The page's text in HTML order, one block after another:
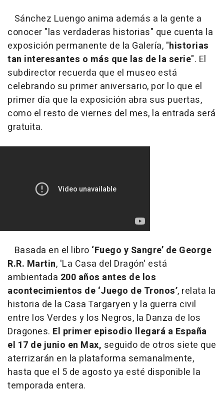
Sánchez Luengo anima además a la gente a
conocer "las verdaderas historias" que cuenta la
exposición permanente de la Galería, "historias
tan interesantes o más que las de la serie". El
subdirector recuerda que el museo está
celebrando su primer aniversario, por lo que el
primer día que la exposición abra sus puertas,
como el resto de viernes del mes, la entrada será
gratuita.
Basada en el libro ‘Fuego y Sangre’ de George
R.R. Martin, 'La Casa del Dragón' está
ambientada 200 años antes de los
acontecimientos de ‘Juego de Tronos’, relata la
historia de la Casa Targaryen y la guerra civil
entre los Verdes y los Negros, la Danza de los
Dragones. El primer episodio llegará a España
el 17 de junio en Max, seguido de otros siete que
aterrizarán en la plataforma semanalmente,
hasta que el 5 de agosto ya esté disponible la
temporada entera.